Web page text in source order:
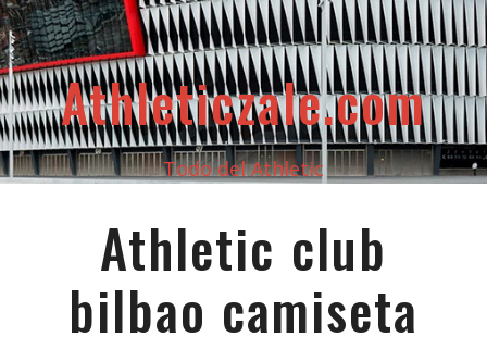
Athleticzale.com
Todo del Athletic
Athletic club
bilbao camiseta